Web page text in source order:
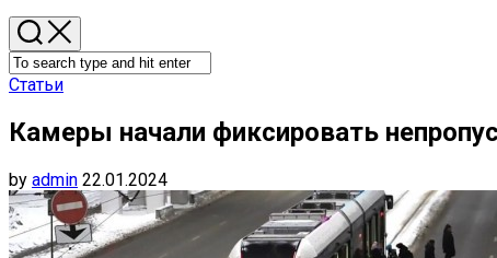
Статьи
Камеры начали фиксировать
by admin 22.01.2024